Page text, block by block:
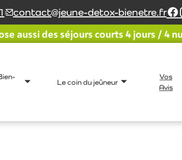
contact@jeune-detox-bienetre.fr
aussi des séjours courts 4 jours / 4
Le coin du jeûneur
Vos
Avis